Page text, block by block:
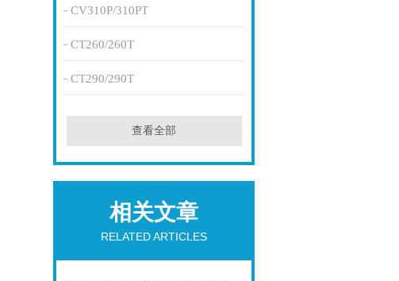
CV310P/310PT
CT260/260T
CT290/290T
查看全部
相关文章
RELATED ARTICLES